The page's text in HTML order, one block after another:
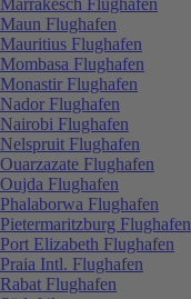
Maun Flughafen
Mauritius Flughafen
Mombasa Flughafen
Monastir Flughafen
Nador Flughafen
Nairobi Flughafen
Nelspruit Flughafen
Ouarzazate Flughafen
Oujda Flughafen
Phalaborwa Flughafen
Pietermaritzburg Flughafen
Port Elizabeth Flughafen
Praia Intl. Flughafen
Rabat Flughafen